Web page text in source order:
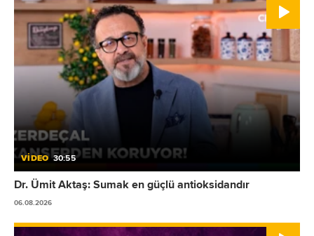
VİDEO 30:55
Dr. Ümit Aktaş: Sumak en güçlü antioksidandır
06.08.2026